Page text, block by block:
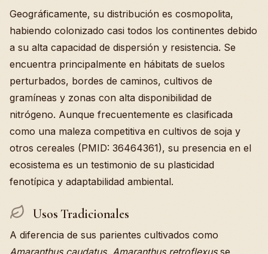
Geográficamente, su distribución es cosmopolita,
habiendo colonizado casi todos los continentes debido
a su alta capacidad de dispersión y resistencia. Se
encuentra principalmente en hábitats de suelos
perturbados, bordes de caminos, cultivos de
gramíneas y zonas con alta disponibilidad de
nitrógeno. Aunque frecuentemente es clasificada
como una maleza competitiva en cultivos de soja y
otros cereales (PMID: 36464361), su presencia en el
ecosistema es un testimonio de su plasticidad
fenotípica y adaptabilidad ambiental.
Usos Tradicionales
A diferencia de sus parientes cultivados como